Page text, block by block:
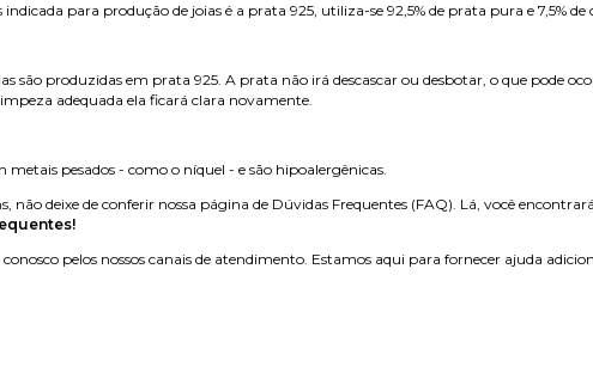
para produção de joias é a prata 925, utiliza-se 92,5% de prata pura e 7,5%
são produzidas em prata 925. A prata não irá descascar ou desbotar, o que pode
adequada ela ficará clara novamente.
metais pesados - como o níquel - e são hipoalergênicas.
não deixe de conferir nossa página de Dúvidas Frequentes (FAQ). Lá, você
pelos nossos canais de atendimento. Estamos aqui para fornecer ajuda